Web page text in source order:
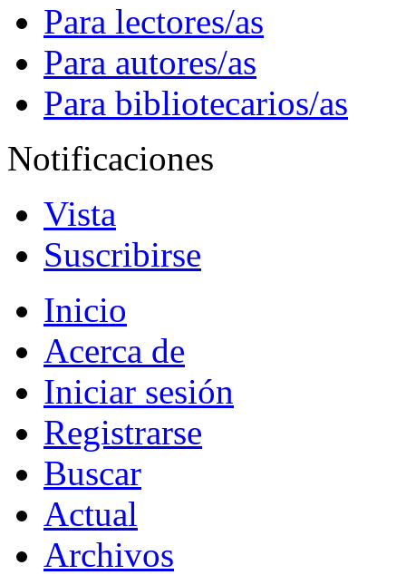
Para lectores/as
Para autores/as
Para bibliotecarios/as
Notificaciones
Vista
Suscribirse
Inicio
Acerca de
Iniciar sesión
Registrarse
Buscar
Actual
Archivos